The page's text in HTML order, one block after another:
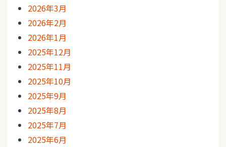
2026年3月
2026年2月
2026年1月
2025年12月
2025年11月
2025年10月
2025年9月
2025年8月
2025年7月
2025年6月